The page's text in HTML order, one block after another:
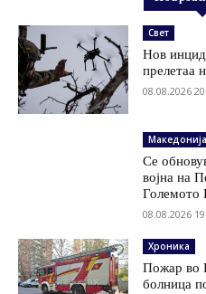
Свет
Нов
прелетаа
08.08.2026
Македонија
Се
војна на
Големото
08.08.2026
Хроника
Пожар во
болница